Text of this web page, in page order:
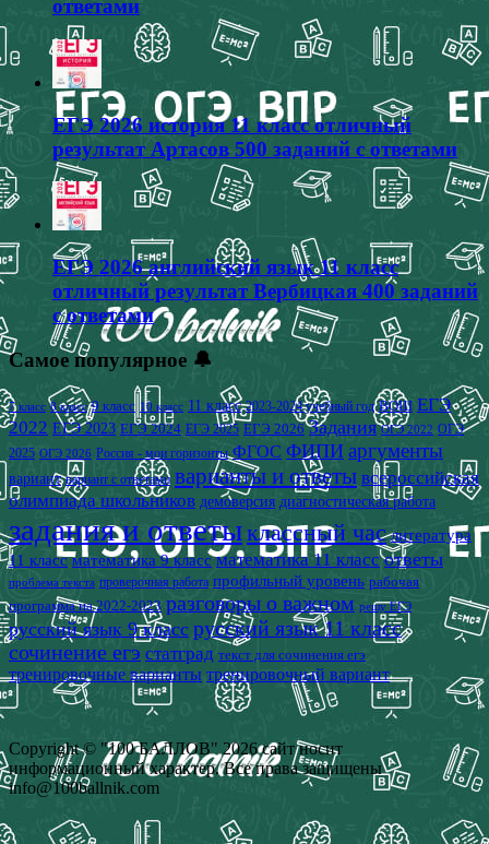
ответами
ЕГЭ 2026 история 11 класс отличный
результат Артасов 500 заданий с ответами
ЕГЭ 2026 английский язык 11 класс
отличный результат Вербицкая 400 заданий
с ответами
Самое популярное 🔔
7 класс 8 класс 9 класс 10 класс 11 класс 2023-2024 учебный год ВОШ ЕГЭ
2022 ЕГЭ 2023 ЕГЭ 2024 ЕГЭ 2025 ЕГЭ 2026 Задания ОГЭ 2022 ОГЭ
2025 ОГЭ 2026 Россия - мои горизонты ФГОС ФИПИ аргументы
вариант вариант с ответами варианты и ответы всероссийская
олимпиада школьников демоверсия диагностическая работа
задания и ответыклассный час литература
11 класс математика 9 класс математика 11 класс ответы
проблема текста проверочная работа профильный уровень рабочая
программа на 2022-2023 разговоры о важном решу ЕГЭ
русский язык 9 класс русский язык 11 класс
сочинение егэ статград текст для сочинения егэ
тренировочные варианты тренировочный вариант
Copyright © "100 БАЛЛОВ" 2026 сайт носит
информационный характер. Все права защищены
info@100ballnik.com